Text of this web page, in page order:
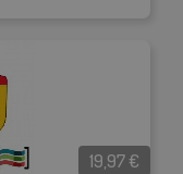
19,97€